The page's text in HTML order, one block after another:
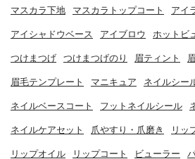
マスカラ下地 マスカラトップコート アイ
アイシャドウベース アイブロウ ホットビ
つけまつげ つけまつげのり 眉ティント
眉毛テンプレート マニキュア ネイルシー
ネイルベースコート フットネイルシール
ネイルケアセット 爪やすり・爪磨き リッ
リップオイル リップコート ビューラー